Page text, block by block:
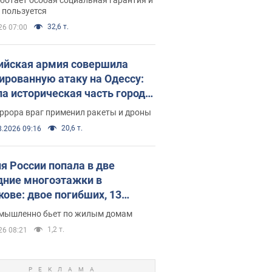
07:00 32,6 т.
армия совершила
атаку на Одессу:
историческая часть города,
Фото и видео
враг применил ракеты и дроны
09:16 20,6 т.
России попала в две
многоэтажки в
двое погибших, 13
бьет по жилым домам
08:21 1,2 т.